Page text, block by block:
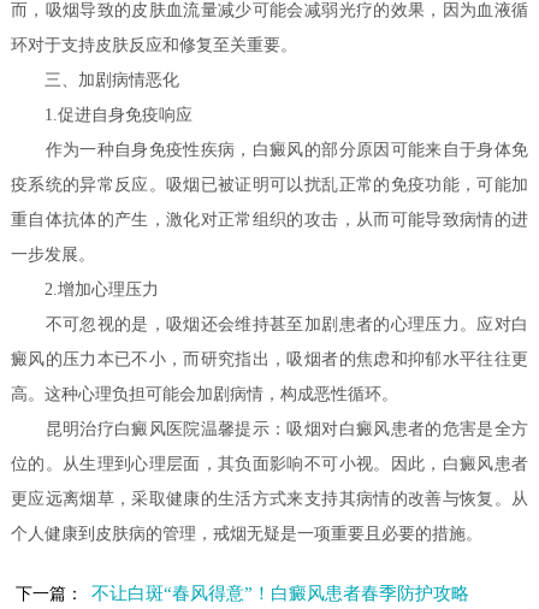
而，吸烟导致的皮肤血流量减少可能会减弱光疗的效果，因为血液循
环对于支持皮肤反应和修复至关重要。
三、加剧病情恶化
1.促进自身免疫响应
作为一种自身免疫性疾病，白癜风的部分原因可能来自于身体免
疫系统的异常反应。吸烟已被证明可以扰乱正常的免疫功能，可能加
重自体抗体的产生，激化对正常组织的攻击，从而可能导致病情的进
一步发展。
2.增加心理压力
不可忽视的是，吸烟还会维持甚至加剧患者的心理压力。应对白
癜风的压力本已不小，而研究指出，吸烟者的焦虑和抑郁水平往往更
高。这种心理负担可能会加剧病情，构成恶性循环。
昆明治疗白癜风医院温馨提示：吸烟对白癜风患者的危害是全方
位的。从生理到心理层面，其负面影响不可小视。因此，白癜风患者
更应远离烟草，采取健康的生活方式来支持其病情的改善与恢复。从
个人健康到皮肤病的管理，戒烟无疑是一项重要且必要的措施。
下一篇： 不让白斑“春风得意”！白癜风患者春季防护攻略